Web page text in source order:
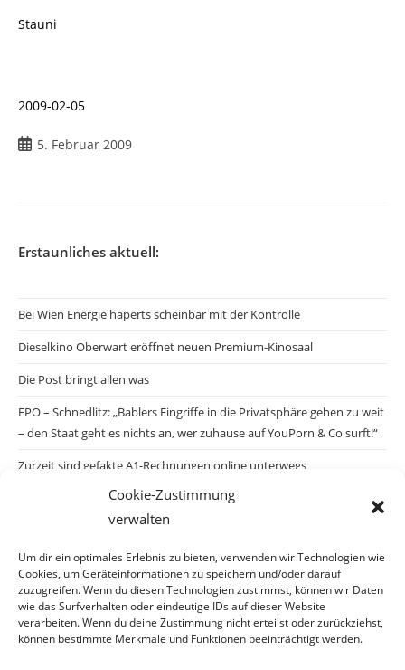
Cookie-Zustimmung
verwalten
Um dir ein optimales Erlebnis zu bieten, verwenden wir Technologien wie
Cookies, um Geräteinformationen zu speichern und/oder darauf
zuzugreifen. Wenn du diesen Technologien zustimmst, können wir Daten
wie das Surfverhalten oder eindeutige IDs auf dieser Website
verarbeiten. Wenn du deine Zustimmung nicht erteilst oder zurückziehst,
können bestimmte Merkmale und Funktionen beeinträchtigt werden.
Stauni
2009-02-05
Beitrag5. Februar 2009
Erstaunliches aktuell:
Bei Wien Energie haperts scheinbar mit der Kontrolle
Dieselkino Oberwart eröffnet neuen Premium-Kinosaal
Die Post bringt allen was
FPÖ – Schnedlitz: „Bablers Eingriffe in die Privatsphäre gehen zu weit
– den Staat geht es nichts an, wer zuhause auf YouPorn & Co surft!“
Zurzeit sind gefakte A1-Rechnungen online unterwegs
Salzburgs Juden und ihre Sicherheit: „Erst nach einem Anschlag wäre
die Gefahr endlich konkret!“
Biologisches Wunder in Ceuta
Ein vermeintliches Abschiebemärchen
Archiv